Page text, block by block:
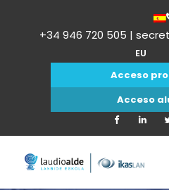
+34 946 720 505 |
EU
Acceso
Acceso